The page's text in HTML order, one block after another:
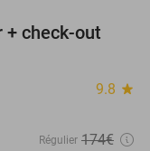
43%
+ check-out
9.8 star
Régulier 174€